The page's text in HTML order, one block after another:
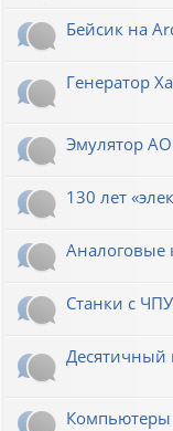
Бейсик на
Генератор
Эмулятор
130 лет
Аналоговые
Станки с
Десятичный